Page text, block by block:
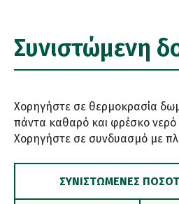
Συνιστώμενη
Χορηγήστε σε θερμοκρασία
πάντα καθαρό και φρέσκο νερό
Χορηγήστε σε συνδυασμό με
ΣΥΝΙΣΤΏΜΕΝΕΣ